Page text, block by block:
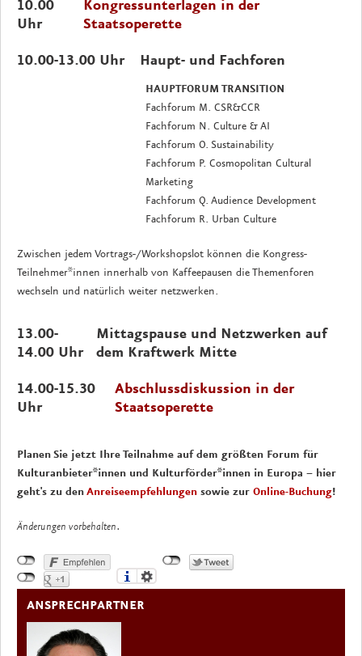
10.00
Uhr
Kongressunterlagen in der
Staatsoperette
10.00-13.00 Uhr Haupt- und Fachforen
HAUPTFORUM TRANSITION
Fachforum M. CSR&CCR
Fachforum N. Culture & AI
Fachforum O. Sustainability
Fachforum P. Cosmopolitan Cultural
Marketing
Fachforum Q. Audience Development
Fachforum R. Urban Culture
Zwischen jedem Vortrags-/Workshopslot können die Kongress-
Teilnehmer*innen innerhalb von Kaffeepausen die Themenforen
wechseln und natürlich weiter netzwerken.
13.00-
14.00 Uhr
Mittagspause und Netzwerken auf
dem Kraftwerk Mitte
14.00-15.30
Uhr
Abschlussdiskussion in der
Staatsoperette
Planen Sie jetzt Ihre Teilnahme auf dem größten Forum für
Kulturanbieter*innen und Kulturförder*innen in Europa – hier
geht's zu denAnreiseempfehlungen sowie zur Online-Buchung!
Änderungen vorbehalten.
ANSPRECHPARTNER